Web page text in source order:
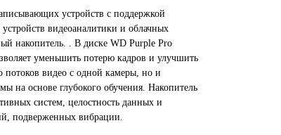
устройств с поддержкой
устройств видеоаналитики и облачных
накопитель. . В диске WD Purple Pro
уменьшить потерю кадров и улучшить
потоков видео с одной камеры, но и
на основе глубокого обучения. Накопитель
систем, целостность данных и
подверженных вибрации.